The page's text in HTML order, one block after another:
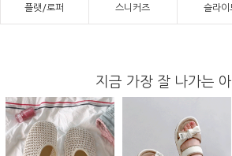
플랫/로퍼 스니커즈 슬라이
지금 가장 잘 나가는